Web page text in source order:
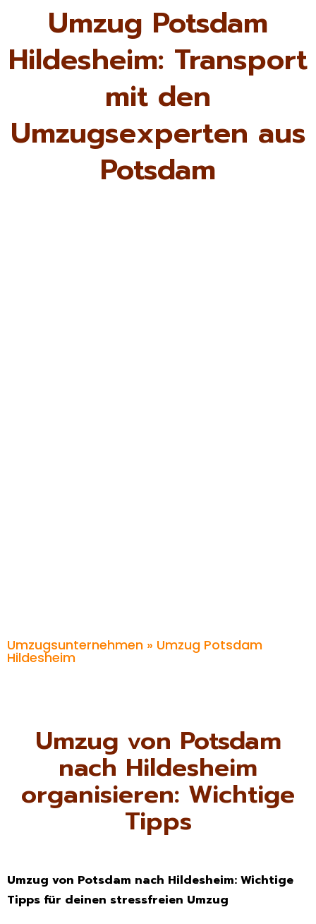
Umzug Potsdam
Hildesheim: Transport
mit den
Umzugsexperten aus
Potsdam
Umzugsunternehmen » Umzug Potsdam
Hildesheim
Umzug von Potsdam
nach Hildesheim
organisieren: Wichtige
Tipps
Umzug von Potsdam nach Hildesheim: Wichtige
Tipps für deinen stressfreien Umzug